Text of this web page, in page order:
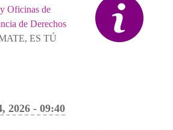
Oficinas de
de Derechos
ES TÚ
2026 - 09:40